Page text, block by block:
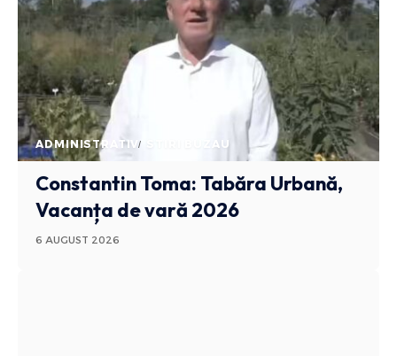
ADMINISTRATIV STIRI BUZAU
Constantin Toma: Tabăra Urbană,
Vacanța de vară 2026
6 AUGUST 2026